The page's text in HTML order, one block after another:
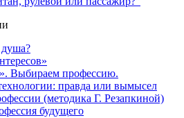
Выбираем профессию.
правда или вымысел
(методика Г. Резапкиной)
будущего